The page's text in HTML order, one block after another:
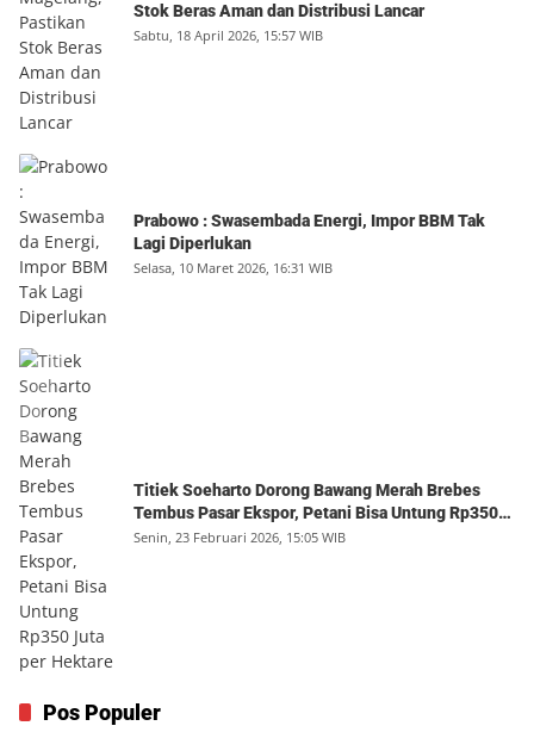
Stok Beras Aman dan Distribusi Lancar
Sabtu, 18 April 2026, 15:57 WIB
Prabowo : Swasembada Energi, Impor BBM Tak
Lagi Diperlukan
Selasa, 10 Maret 2026, 16:31 WIB
Titiek Soeharto Dorong Bawang Merah Brebes
Tembus Pasar Ekspor, Petani Bisa Untung Rp350
Juta per Hektare
Senin, 23 Februari 2026, 15:05 WIB
Pos Populer
1 Menjadi Rumah